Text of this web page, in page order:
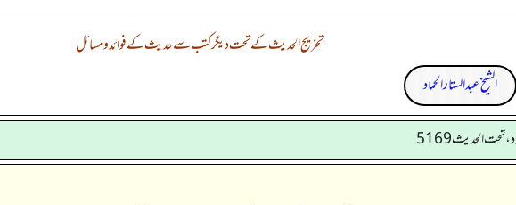
تخریج الحدیث کے تحت دیگر کتب سے حدیث کے فوائد و مسائل
الشیخ عبدالستار الحماد
الحديث 5169